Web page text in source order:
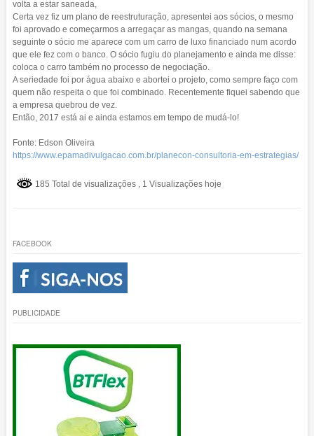
volta a estar saneada,
Certa vez fiz um plano de reestruturação, apresentei aos sócios, o mesmo
foi aprovado e começarmos a arregaçar as mangas, quando na semana
seguinte o sócio me aparece com um carro de luxo financiado num acordo
que ele fez com o banco. O sócio fugiu do planejamento e ainda me disse:
coloca o carro também no processo de negociação.
A seriedade foi por água abaixo e abortei o projeto, como sempre faço com
quem não respeita o que foi combinado. Recentemente fiquei sabendo que
a empresa quebrou de vez.
Então, 2017 está ai e ainda estamos em tempo de mudá-lo!
Fonte: Edson Oliveira
https://www.epamadivulgacao.com.br/planecon-consultoria-em-estrategias/
185 Total de visualizações , 1 Visualizações hoje
FACEBOOK
PUBLICIDADE